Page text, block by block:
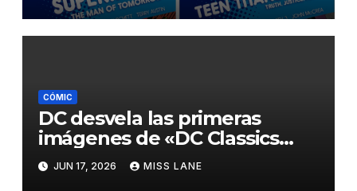
CÓMIC
DC desvela las primeras
imágenes de «DC Classics
Artist’s Edition, de José Luis
García-López»
JUN 17, 2026 MISS LANE